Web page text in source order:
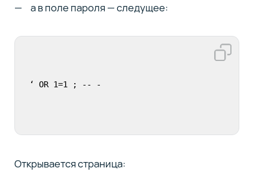
а в поле пароля — следущее:
‘ OR 1=1 ; -- -
Открывается страница: